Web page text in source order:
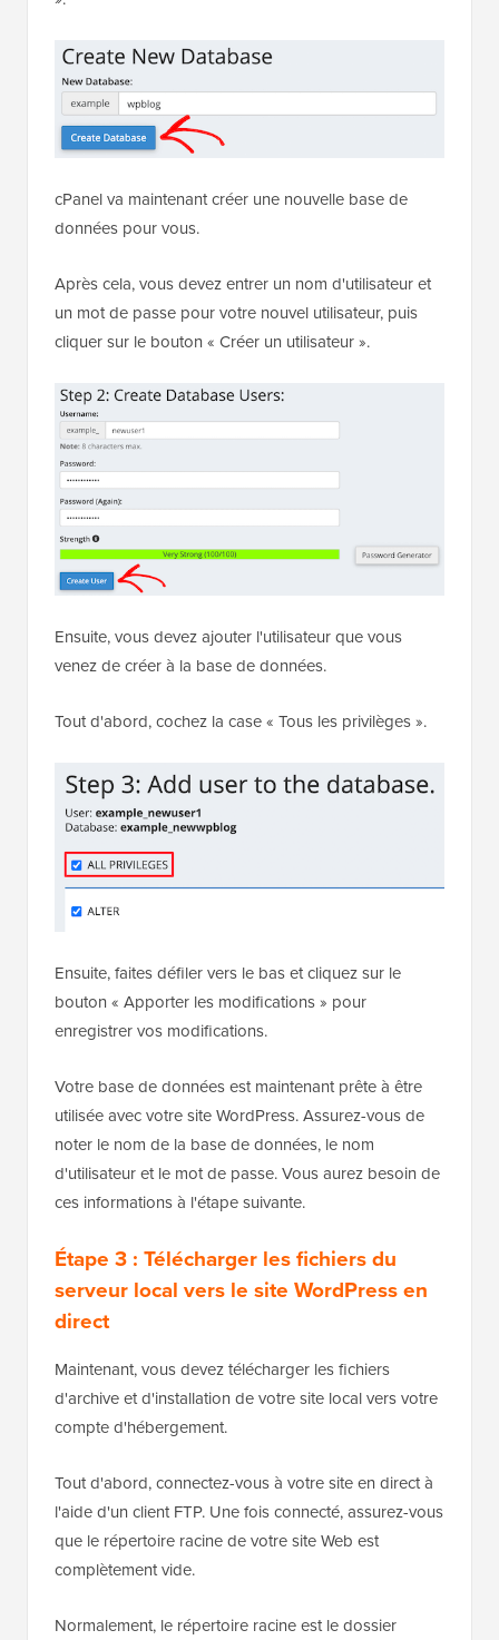
cPanel va maintenant créer une nouvelle base de
données pour vous.
Après cela, vous devez entrer un nom d'utilisateur et
un mot de passe pour votre nouvel utilisateur, puis
cliquer sur le bouton « Créer un utilisateur ».
Ensuite, vous devez ajouter l'utilisateur que vous
venez de créer à la base de données.
Tout d'abord, cochez la case « Tous les privilèges ».
Ensuite, faites défiler vers le bas et cliquez sur le
bouton « Apporter les modifications » pour
enregistrer vos modifications.
Votre base de données est maintenant prête à être
utilisée avec votre site WordPress. Assurez-vous de
noter le nom de la base de données, le nom
d'utilisateur et le mot de passe. Vous aurez besoin de
ces informations à l'étape suivante.
Étape 3 : Télécharger les fichiers du
serveur local vers le site WordPress en
direct
Maintenant, vous devez télécharger les fichiers
d'archive et d'installation de votre site local vers votre
compte d'hébergement.
Tout d'abord, connectez-vous à votre site en direct à
l'aide d'un client FTP. Une fois connecté, assurez-vous
que le répertoire racine de votre site Web est
complètement vide.
Normalement, le répertoire racine est le dossier